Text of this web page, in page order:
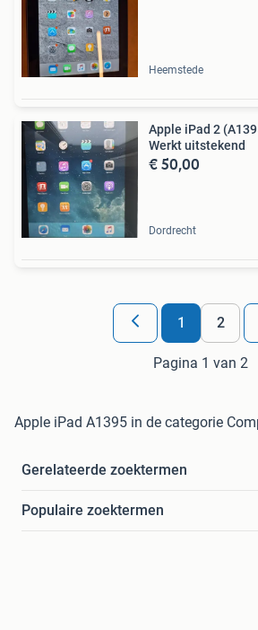
Heemstede
Apple iPad 2
Werkt uitstekend
€ 50,00
Dordrecht
1 2
Pagina 1 van 2
Apple iPad A1395 in de categorie
Gerelateerde zoektermen
Populaire zoektermen